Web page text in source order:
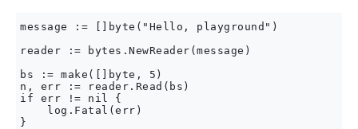
message := []byte("Hello, playground")
reader := bytes.NewReader(message)
bs := make([]byte, 5)
n, err := reader.Read(bs)
if err != nil {
    log.Fatal(err)
}